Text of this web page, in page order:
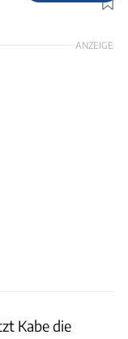
Foto: Uli Regenscheit
ANZEIGE
Kabe die